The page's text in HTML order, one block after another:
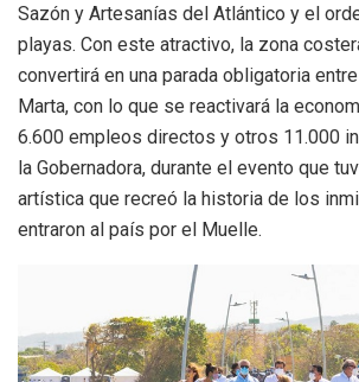
Sazón y Artesanías del Atlántico y el
playas. Con este atractivo, la zona
convertirá en una parada obligatoria
Marta, con lo que se reactivará la
6.600 empleos directos y otros 11.000
la Gobernadora, durante el evento que
artística que recreó la historia de los
entraron al país por el Muelle.